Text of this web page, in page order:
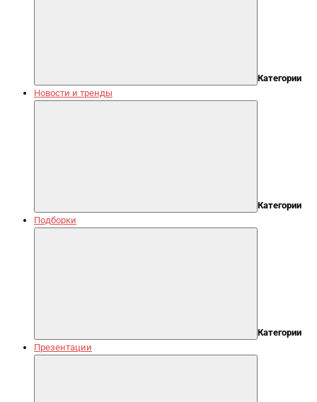
Категории
Новости и тренды
Категории
Подборки
Категории
Презентации